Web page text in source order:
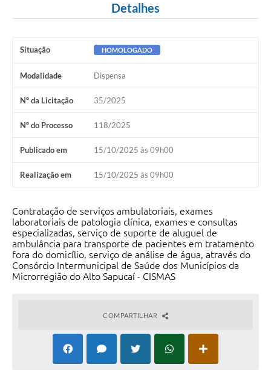
DOCUMENTOS
Cultura
Meio Ambiente
Conheça Delfim Moreira
JORNADA DO PATRIMÔNIO
Links
Contratos
Detalhes
Situação HOMOLOGADO
Modalidade Dispensa
Nº da Licitação 35/2025
Nº do Processo 118/2025
Publicado em 15/10/2025 às 09h00
Realização em 15/10/2025 às 09h00
Contratação de serviços ambulatoriais, exames
laboratoriais de patologia clínica, exames e consultas
especializadas, serviço de suporte de aluguel de
ambulância para transporte de pacientes em tratamento
fora do domicílio, serviço de análise de água, através do
Consórcio Intermunicipal de Saúde dos Municípios da
Microrregião do Alto Sapucaí - CISMAS
COMPARTILHAR